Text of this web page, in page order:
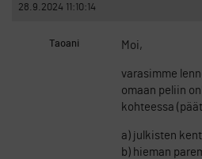
28.9.2024 11:10:14
Taoani Moi,
varasimme
omaan peliin
kohteessa
a) julkisten
b) hieman